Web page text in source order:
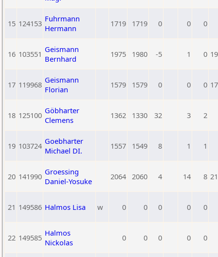
15 124153 Fuhrmann
Hermann
1719 1719 0 0 0
16 103551 Geismann
Bernhard
1975 1980 -5 1 0
17 119968 Geismann
Florian
1579 1579 0 0 0
18 125100 Göbharter
Clemens
1362 1330 32 3 2
19 103724 Goebharter
Michael DI.
1557 1549 8 1 1
20 141990 Groessing
Daniel-Yosuke
2064 2060 4 14 8
21 149586 Halmos Lisa w 0 0 0 0 0
22 149585 Halmos
Nickolas
0 0 0 0 0